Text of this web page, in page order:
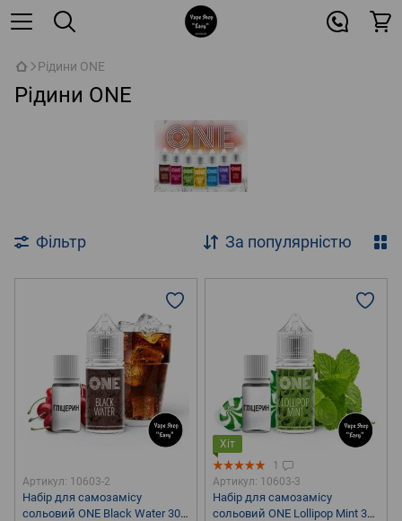
Рідини ONE
Рідини ONE
Фільтр За популярністю
Артикул: 10603-2
Набір для самозамісу
сольовий ONE Black Water 30
Хіт
1
Артикул: 10603-3
Набір для самозамісу
сольовий ONE Lollipop Mint 30